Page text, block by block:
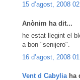
15 d’agost, 2008
Anònim ha dit...
he estat llegint el
a bon "senijero".
16 d’agost, 2008
Vent d Cabyliaha